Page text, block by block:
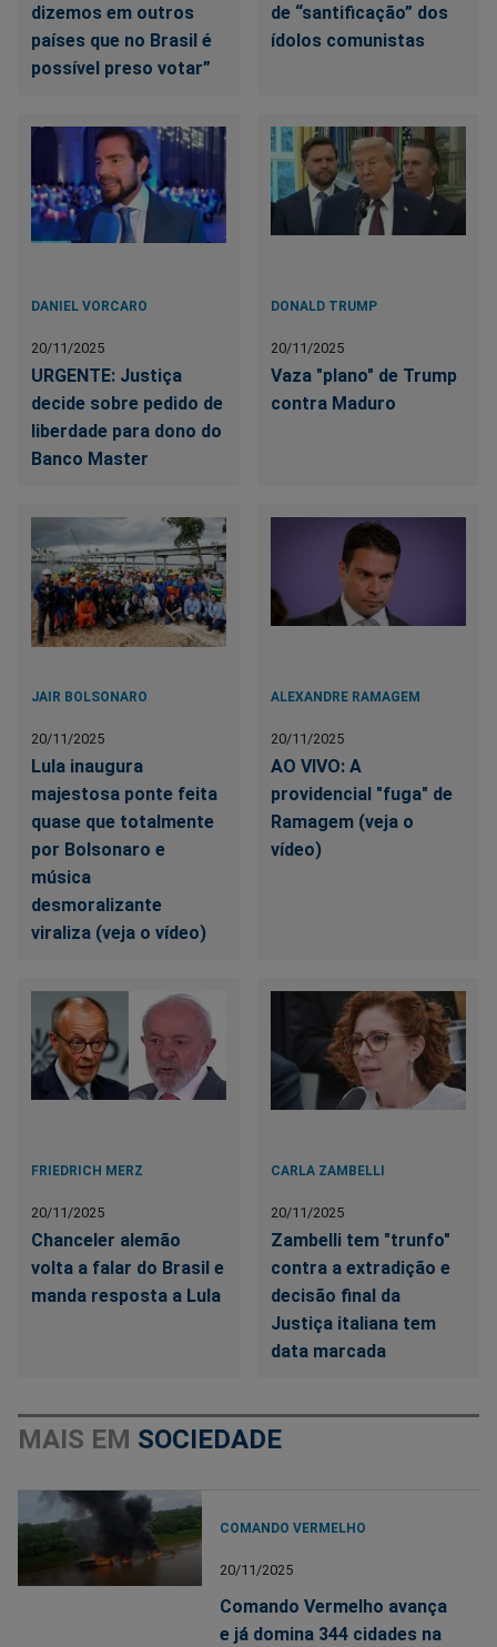
dizemos em outros
países que no Brasil é
possível preso votar”
de “santificação” dos
ídolos comunistas
DANIEL VORCARO
20/11/2025
URGENTE: Justiça
decide sobre pedido de
liberdade para dono do
Banco Master
DONALD TRUMP
20/11/2025
Vaza "plano" de Trump
contra Maduro
JAIR BOLSONARO
20/11/2025
Lula inaugura
majestosa ponte feita
quase que totalmente
por Bolsonaro e
música
desmoralizante
viraliza (veja o vídeo)
ALEXANDRE RAMAGEM
20/11/2025
AO VIVO: A
providencial "fuga" de
Ramagem (veja o
vídeo)
FRIEDRICH MERZ
20/11/2025
Chanceler alemão
volta a falar do Brasil e
manda resposta a Lula
CARLA ZAMBELLI
20/11/2025
Zambelli tem "trunfo"
contra a extradição e
decisão final da
Justiça italiana tem
data marcada
MAIS EM SOCIEDADE
COMANDO VERMELHO
20/11/2025
Comando Vermelho avança
e já domina 344 cidades na